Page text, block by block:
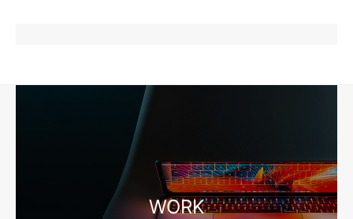
宁波外贸网站建设怎么做？产品目录和询盘字段先定
WORK